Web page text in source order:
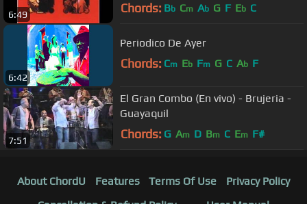
6:49 Chords: Bb Cm Ab G F Eb C
6:42
Periodico De Ayer
Chords: Cm Eb Fm G C Ab F
7:51
El Gran Combo (En vivo) - Brujeria -
Guayaquil
Chords: G Am D Bm C Em F#
About ChordU Features Terms Of Use
Privacy Policy